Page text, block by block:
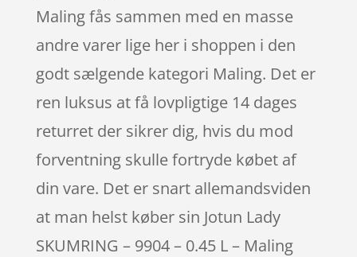
Maling fås sammen med en masse
andre varer lige her i shoppen i den
godt sælgende kategori Maling. Det er
ren luksus at få lovpligtige 14 dages
returret der sikrer dig, hvis du mod
forventning skulle fortryde købet af
din vare. Det er snart allemandsviden
at man helst køber sin Jotun Lady
SKUMRING – 9904 – 0.45 L – Maling